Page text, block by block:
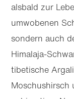
alsbald zur
umwobenen
sondern auch
Himalaja-
tibetische